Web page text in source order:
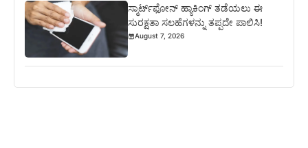
ಸ್ಮಾರ್ಟ್‌ಫೋನ್ ಹ್ಯಾಕಿಂಗ್ ತಡೆಯಲು ಈ
ಸುರಕ್ಷತಾ ಸಲಹೆಗಳನ್ನು ತಪ್ಪದೇ ಪಾಲಿಸಿ!
August 7, 2026